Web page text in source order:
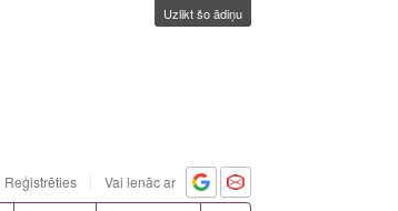
Uzlikt šo ādiņu
Reģistrēties Vai ienāc ar